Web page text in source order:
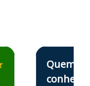
Concursos emEstudante Elais
Quem
conhece,